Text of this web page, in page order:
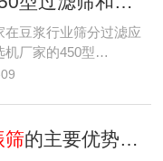
在豆浆行业筛分过滤应
机厂家的450型…
筛的主要优势、应用